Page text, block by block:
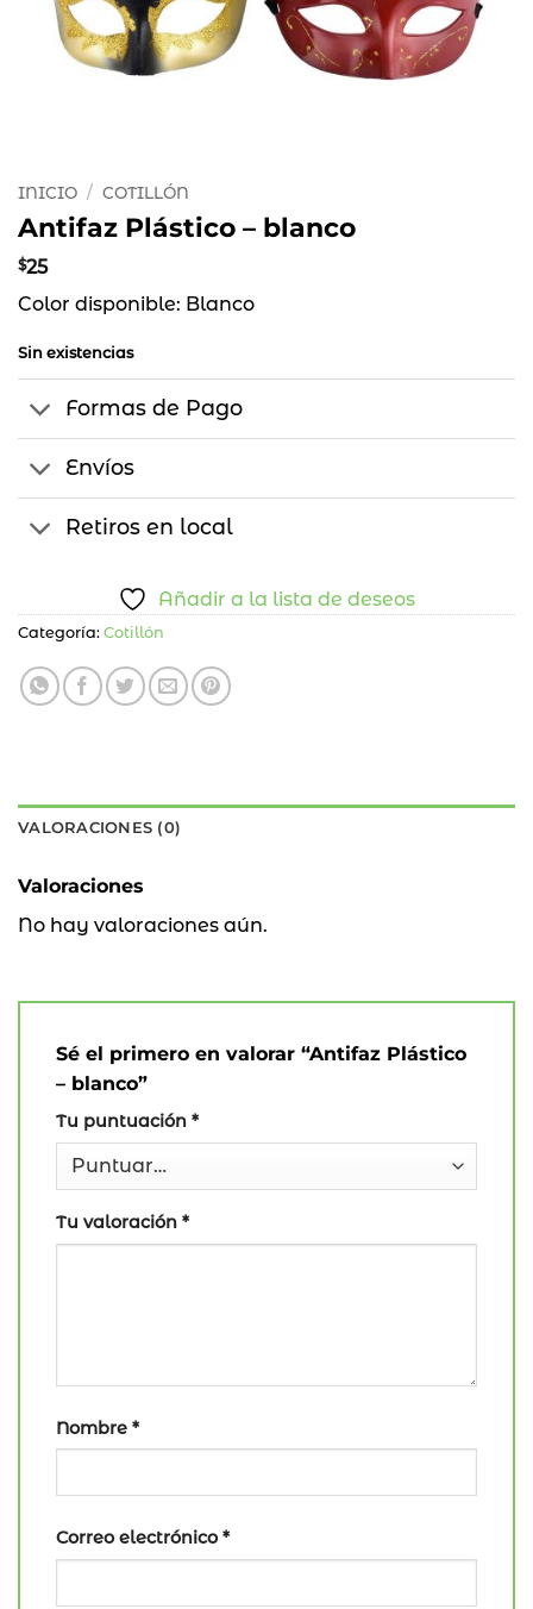
INICIO / COTILLÓN
Antifaz Plástico – blanco
$25
Color disponible: Blanco
Sin existencias
Formas de Pago
Envíos
Retiros en local
Añadir a la lista de deseos
Categoría: Cotillón
VALORACIONES (0)
Valoraciones
No hay valoraciones aún.
Sé el primero en valorar “Antifaz Plástico
– blanco”
Tu puntuación *
Tu valoración *
Nombre *
Correo electrónico *